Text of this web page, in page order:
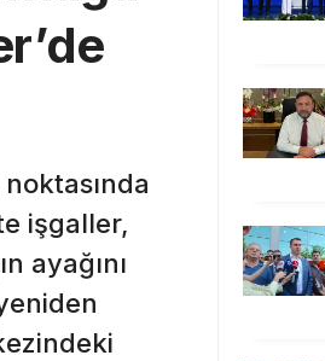
işgaller,
ayağını